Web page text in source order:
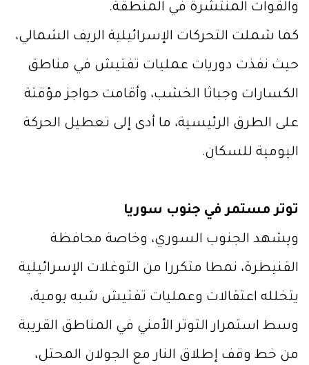
والقوات المنتشرة في المنطقة.
كما شملت التحركات الإسرائيلية الريف الشمالي،
حيث نفذت دوريات عمليات تفتيش في مناطق
الكسارات وجباثا الخشب، وأقامت حواجز مؤقتة
على الطرق الرئيسية، ما أدى إلى تعطيل الحركة
اليومية للسكان.
توتر مستمر في جنوب سوريا
ويشهد الجنوب السوري، وخاصة محافظة
القنيطرة، نمطا متكررا من التوغلات الإسرائيلية
يتخلله اعتقالات وعمليات تفتيش شبه يومية،
وسط استمرار التوتر الأمني في المناطق القريبة
من خط وقف إطلاق النار مع الجولان المحتل،